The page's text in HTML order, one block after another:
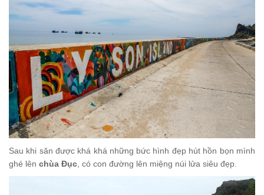
Sau khi săn được khá khá những bức hình đẹp hút hồn bọn mình
ghé lên chùa Đục, có con đường lên miệng núi lửa siêu đẹp.